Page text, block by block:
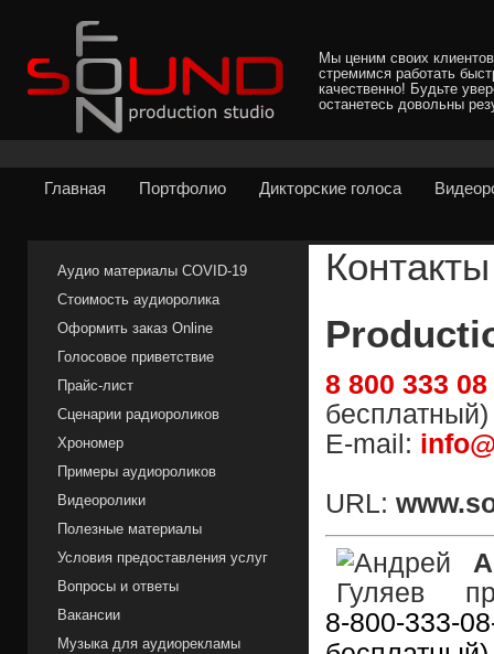
Мы ценим своих
стремимся работать
качественно! Будьте
останетесь довольны
Главная Портфолио Дикторские голоса
Контакты
8 800 333 08
бесплатный)
E-mail:
URL:
8-800-333-
Аудио материалы COVID-19
Стоимость аудиоролика
Оформить заказ Online
Голосовое приветствие
Прайс-лист
Сценарии радиороликов
Хрономер
Примеры аудиороликов
Видеоролики
Полезные материалы
Условия предоставления услуг
Вопросы и ответы
Вакансии
Музыка для аудиорекламы